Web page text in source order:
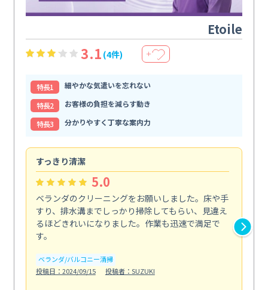
Etoile
3.1 (4件) ＋
特⻑1
細やかな気遣いを忘れない
特⻑2
お客様の負担を減らす動き
特⻑3
分かりやすく丁寧な案内力
すっきり清潔
5.0
ベランダのクリーニングをお願いしました。床や手
すり、排水溝までしっかり掃除してもらい、見違え
るほどきれいになりました。作業も迅速で満足で
す。
ベランダ/バルコニー清掃
投稿日：2024/09/15
投稿者：SUZUKI